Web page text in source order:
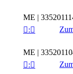
ME |
:
ME |
: